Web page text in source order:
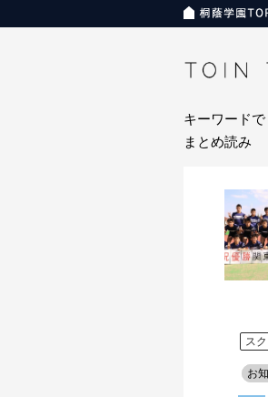
キーワードで
まとめ読み
ス
お